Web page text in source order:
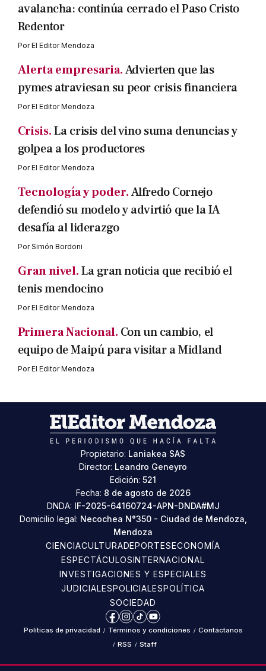
avalancha: continúa cerrado el Paso Cristo
Redentor
PorEl Editor Mendoza
Alerta empresaria.Advierten que las
pymes atraviesan su peor crisis financiera
PorEl Editor Mendoza
Crisis.La crisis del vino suma denuncias y
golpea a los productores
PorEl Editor Mendoza
Tecnología y poder.Alfredo Cornejo
defendió su modelo y advirtió que la IA
desafía al liderazgo
PorSimón Bordoni
Gran nivel.La gran noticia que recibió el
tenis mendocino
PorEl Editor Mendoza
Primera Nacional. Con un cambio, el
equipo de Maipú para visitar a Midland
PorEl Editor Mendoza
Propietario: Laniakea SAS
Director: Leandro Geneyro
Edición: 521
Fecha: 8 de agosto de 2026
DNDA: IF-2025-64160724-APN-DNDA#MJ
Domicilio legal: Necochea N°350 - Ciudad de Mendoza,
Mendoza
CIENCIACULTURADEPORTESECONOMÍA
ESPECTÁCULOSINTERNACIONAL
INVESTIGACIONES Y ESPECIALES
JUDICIALESPOLICIALESPOLÍTICA
SOCIEDAD
Facebook
Instagram
TikTokYouTube
Políticas de privacidad / Términos y condiciones / Contáctanos
/ RSS / Staff